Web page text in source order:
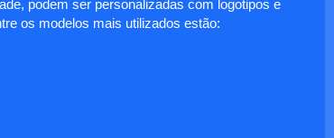
podem ser personalizadas com logotipos e
os modelos mais utilizados estão: